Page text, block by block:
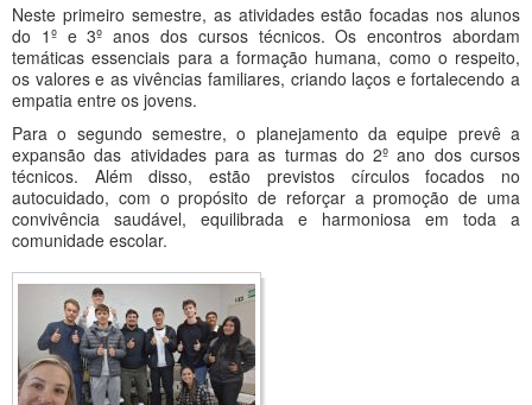
Neste primeiro semestre, as atividades estão focadas nos alunos
do 1º e 3º anos dos cursos técnicos. Os encontros abordam
temáticas essenciais para a formação humana, como o respeito,
os valores e as vivências familiares, criando laços e fortalecendo a
empatia entre os jovens.
Para o segundo semestre, o planejamento da equipe prevê a
expansão das atividades para as turmas do 2º ano dos cursos
técnicos. Além disso, estão previstos círculos focados no
autocuidado, com o propósito de reforçar a promoção de uma
convivência saudável, equilibrada e harmoniosa em toda a
comunidade escolar.